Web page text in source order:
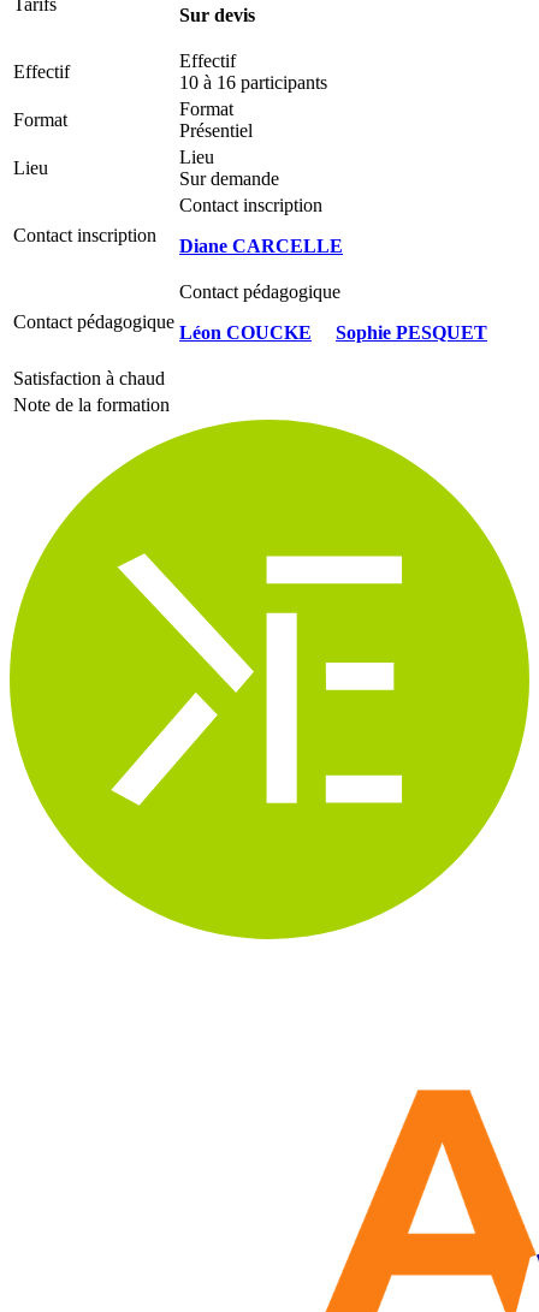
Tarifs
Sur devis
Effectif
Effectif
10 à 16 participants
Format
Format
Présentiel
Lieu
Lieu
Sur demande
Contact inscription
Contact inscription
Diane CARCELLE
Contact pédagogique
Contact pédagogique
Léon COUCKE
Sophie PESQUET
Satisfaction à chaud
Note de la formation